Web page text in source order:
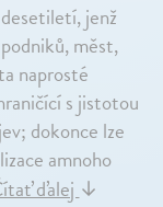
jenž
měst,
naprosté
s jistotou
dokonce lze
amnoho
ďalej↓